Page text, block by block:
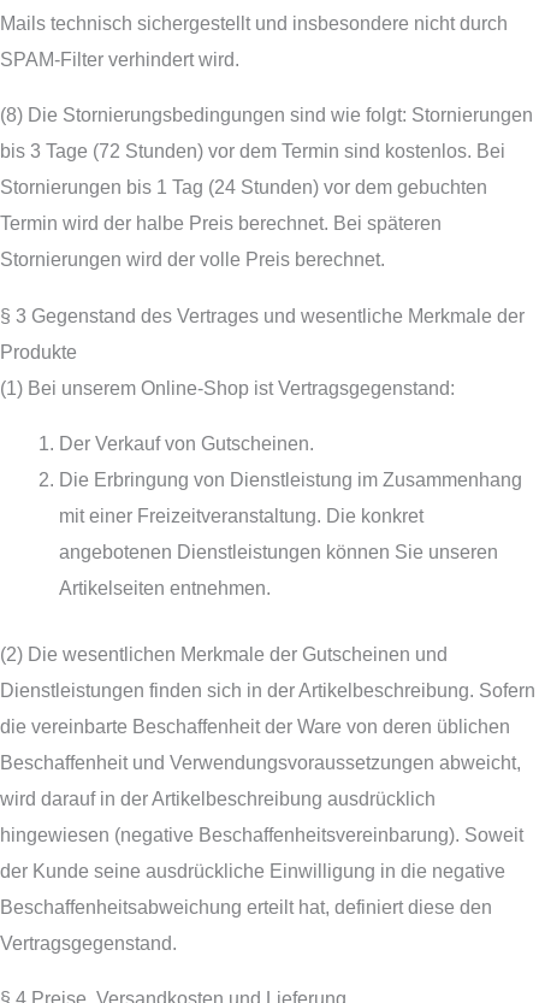
Mails technisch sichergestellt und insbesondere nicht durch
SPAM-Filter verhindert wird.
(8) Die Stornierungsbedingungen sind wie folgt: Stornierungen
bis 3 Tage (72 Stunden) vor dem Termin sind kostenlos. Bei
Stornierungen bis 1 Tag (24 Stunden) vor dem gebuchten
Termin wird der halbe Preis berechnet. Bei späteren
Stornierungen wird der volle Preis berechnet.
§ 3 Gegenstand des Vertrages und wesentliche Merkmale der
Produkte
(1) Bei unserem Online-Shop ist Vertragsgegenstand:
Der Verkauf von Gutscheinen.
Die Erbringung von Dienstleistung im Zusammenhang
mit einer Freizeitveranstaltung. Die konkret
angebotenen Dienstleistungen können Sie unseren
Artikelseiten entnehmen.
(2) Die wesentlichen Merkmale der Gutscheinen und
Dienstleistungen finden sich in der Artikelbeschreibung. Sofern
die vereinbarte Beschaffenheit der Ware von deren üblichen
Beschaffenheit und Verwendungsvoraussetzungen abweicht,
wird darauf in der Artikelbeschreibung ausdrücklich
hingewiesen (negative Beschaffenheitsvereinbarung). Soweit
der Kunde seine ausdrückliche Einwilligung in die negative
Beschaffenheitsabweichung erteilt hat, definiert diese den
Vertragsgegenstand.
§ 4 Preise, Versandkosten und Lieferung